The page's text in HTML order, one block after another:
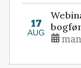
17
AUG